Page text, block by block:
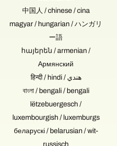
中国人 / chinese / cina
magyar / hungarian / ハンガリ
ー語
հայերեն / armenian /
Армянский
हिन्दी / hindi / هندي
বাংলা / bengali / bengali
lëtzebuergesch /
luxembourgish / luxemburgs
беларускі / belarusian / wit-
russisch